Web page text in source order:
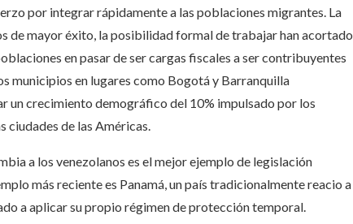
por integrar rápidamente a las poblaciones migrantes. La
de mayor éxito, la posibilidad formal de trabajar han acortado
en pasar de ser cargas fiscales a ser contribuyentes
municipios en lugares como Bogotá y Barranquilla
un crecimiento demográfico del 10% impulsado por los
ciudades de las Américas.
a los venezolanos es el mejor ejemplo de legislación
más reciente es Panamá, un país tradicionalmente reacio a
a aplicar su propio régimen de protección temporal.